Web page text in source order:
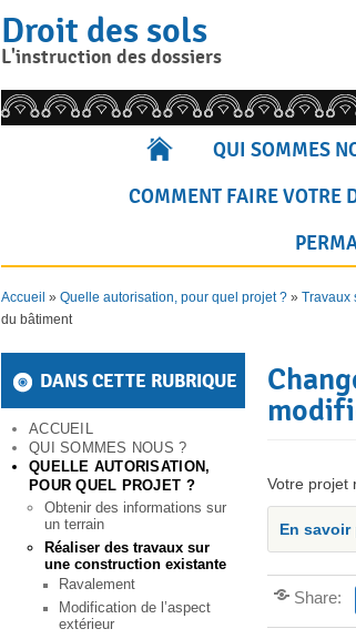
Droit des sols
L'instruction des dossiers
Rechercher pour :
QUI SOMMES
COMMENT FAIRE VOTRE
Accueil » Quelle autorisation, pour quel projet ? » Travaux
du bâtiment
DANS CETTE RUBRIQUE
ACCUEIL
QUI SOMMES NOUS ?
QUELLE AUTORISATION,
POUR QUEL PROJET ?
Obtenir des informations sur
un terrain
Réaliser des travaux sur
une construction existante
Ravalement
Modification de l’aspect
extérieur
Votre projet
En
Share: